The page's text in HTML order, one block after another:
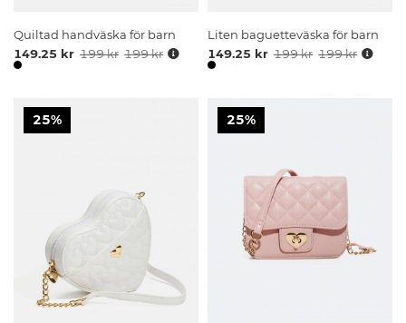
Quiltad handväska för barn
149.25 kr 199 kr 199 kr
Liten baguetteväska för barn
149.25 kr 199 kr 199 kr
25% 25%